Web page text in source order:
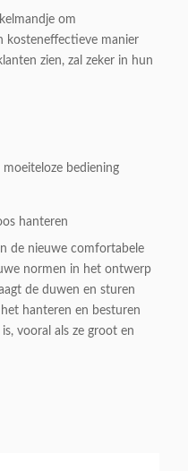
om
kosteneffectieve manier
zien, zal zeker in hun
bediening
hanteren
de nieuwe comfortabele
normen in het ontwerp
de duwen en sturen
hanteren en besturen
vooral als ze groot en